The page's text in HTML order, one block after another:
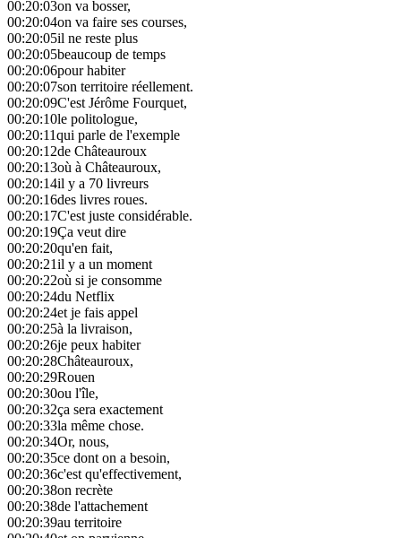
00:20:03on va bosser,
00:20:04on va faire ses courses,
00:20:05il ne reste plus
00:20:05beaucoup de temps
00:20:06pour habiter
00:20:07son territoire réellement.
00:20:09C'est Jérôme Fourquet,
00:20:10le politologue,
00:20:11qui parle de l'exemple
00:20:12de Châteauroux
00:20:13où à Châteauroux,
00:20:14il y a 70 livreurs
00:20:16des livres roues.
00:20:17C'est juste considérable.
00:20:19Ça veut dire
00:20:20qu'en fait,
00:20:21il y a un moment
00:20:22où si je consomme
00:20:24du Netflix
00:20:24et je fais appel
00:20:25à la livraison,
00:20:26je peux habiter
00:20:28Châteauroux,
00:20:29Rouen
00:20:30ou l'île,
00:20:32ça sera exactement
00:20:33la même chose.
00:20:34Or, nous,
00:20:35ce dont on a besoin,
00:20:36c'est qu'effectivement,
00:20:38on recrète
00:20:38de l'attachement
00:20:39au territoire